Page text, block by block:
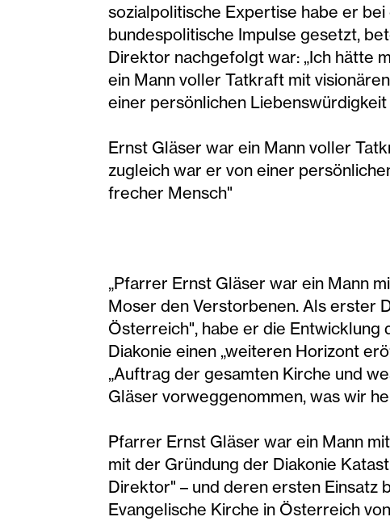
sozialpolitische Expertise habe er
bundespolitische Impulse gesetzt,
Direktor nachgefolgt war: „Ich hätte
ein Mann voller Tatkraft mit
einer persönlichen
Ernst Gläser war ein Mann voller
zugleich war er von einer
frecher Mensch"
„Pfarrer Ernst Gläser war ein Mann
Moser den Verstorbenen. Als erster
Österreich", habe er die Entwicklung
Diakonie einen „weiteren Horizont
„Auftrag der gesamten Kirche und
Gläser vorweggenommen, was wir
Pfarrer Ernst Gläser war ein Mann
mit der Gründung der Diakonie
Direktor" – und deren ersten Einsatz
Evangelische Kirche in Österreich